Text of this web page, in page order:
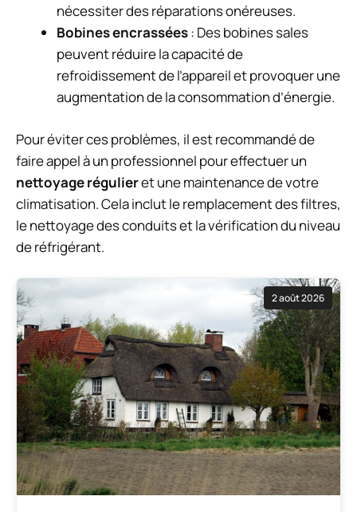
nécessiter des réparations onéreuses.
Bobines encrassées: Des bobines sales
peuvent réduire la capacité de
refroidissement de l’appareil et provoquer une
augmentation de la consommation d’énergie.
Pour éviter ces problèmes, il est recommandé de
faire appel à un professionnel pour effectuer un
nettoyage régulieret une maintenance de votre
climatisation. Cela inclut le remplacement des filtres,
le nettoyage des conduits et la vérification du niveau
de réfrigérant.
2 août 2026